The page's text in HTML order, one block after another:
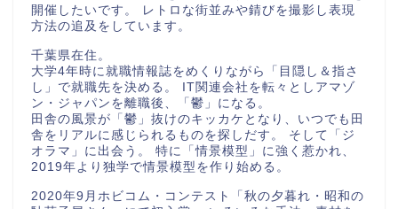
開催したいです。 レトロな街並みや錆びを撮影し表現
方法の追及をしています。
千葉県在住。
大学4年時に就職情報誌をめくりながら「目隠し＆指さ
し」で就職先を決める。 IT関連会社を転々としアマゾ
ン・ジャパンを離職後、「鬱」になる。
田舎の風景が「鬱」抜けのキッカケとなり、いつでも田
舎をリアルに感じられるものを探しだす。 そして「ジ
オラマ」に出会う。 特に「情景模型」に強く惹かれ、
2019年より独学で情景模型を作り始める。
2020年9月ホビコム・コンテスト「秋の夕暮れ・昭和の